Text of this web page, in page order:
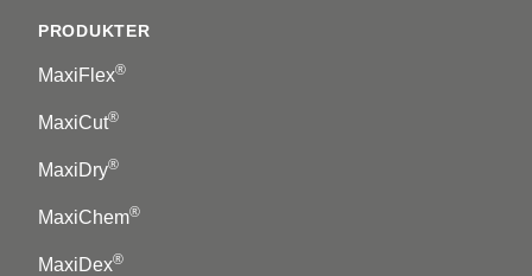
PRODUKTER
MaxiFlex®
MaxiCut®
MaxiDry®
MaxiChem®
MaxiDex®